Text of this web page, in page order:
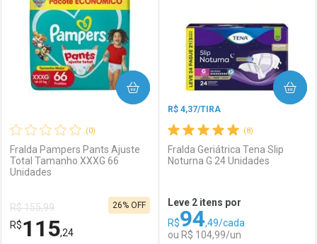
Laboratório
Comprar sem Desconto
Por R$ 114,29/cada
Por Menos
Comprar sem Desconto
Por R$ 114,29/cada
Comprar sem Desconto
Por R$ 123,91/cada
Comprar sem Desconto
Por R$ 123,91/cada
(0)
Fralda Pampers Pants Ajuste
Total Tamanho XXXG 66
Unidades
R$ 155,99
R$115,24
26% OFF
COMPRAR
(8)
R$ 4,37/TIRA
Fralda Geriátrica Tena Slip
Noturna G 24 Unidades
Leve 2 itens por
R$94,49/cada
ou R$ 104,99/un
COMPRAR